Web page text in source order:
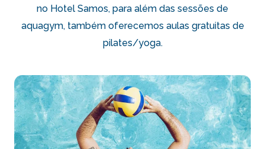
no Hotel Samos, para além das sessões de
aquagym, também oferecemos aulas gratuitas de
pilates/yoga.